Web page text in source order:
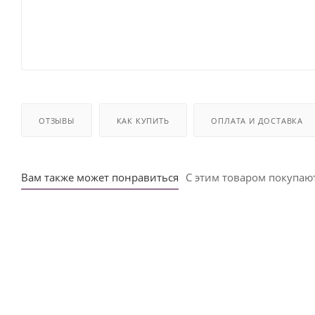
ОТЗЫВЫ КАК КУПИТЬ ОПЛАТА И ДОСТАВКА
Вам также может понравиться С этим товаром